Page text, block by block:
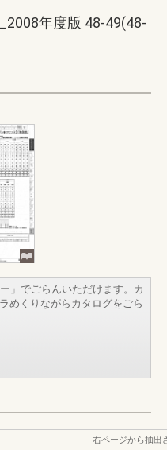
年度版 48-49(48-
」でごらんいただけます。カ
めくりながらカタログをごら
右ページから抽出